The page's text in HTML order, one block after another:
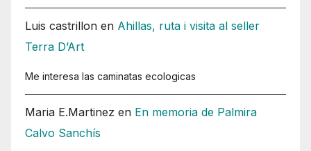
Luis castrillon en Ahillas, ruta i visita al seller
Terra D’Art
Me interesa las caminatas ecologicas
Maria E.Martinez en En memoria de Palmira
Calvo Sanchís